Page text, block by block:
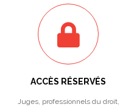
ACCÈS RÉSERVÉS
Juges, professionnels du droit,